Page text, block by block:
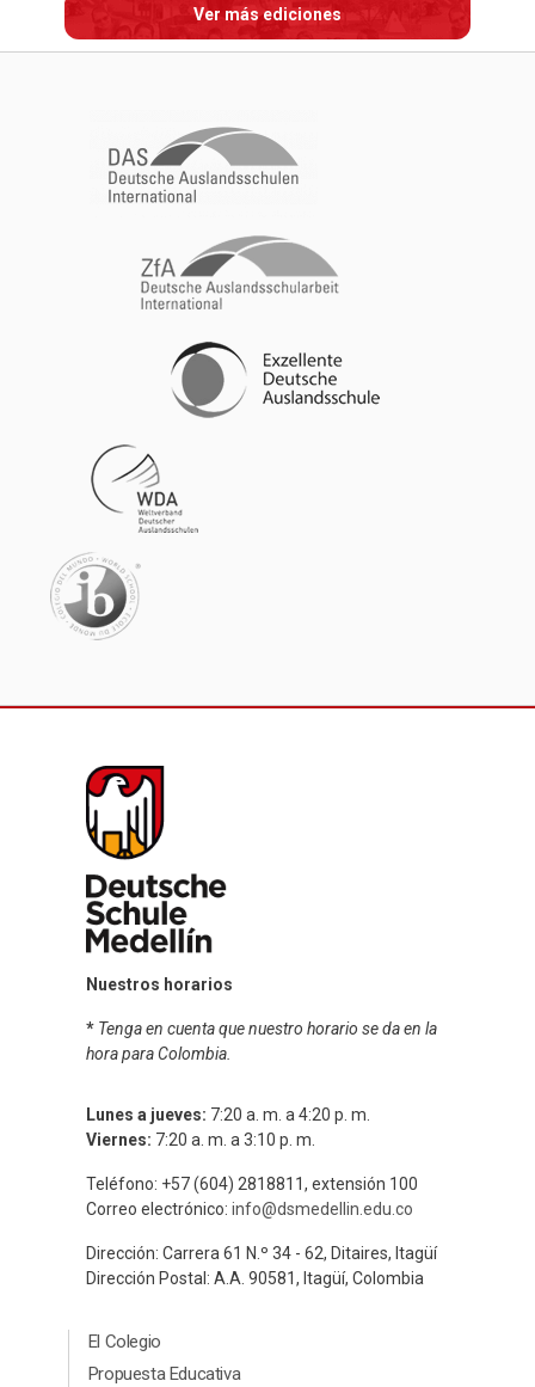
Ver más ediciones
Nuestros horarios
* Tenga en cuenta que nuestro horario se da en la
hora para Colombia.
Lunes a jueves: 7:20 a. m. a 4:20 p. m.
Viernes: 7:20 a. m. a 3:10 p. m.
Teléfono: +57 (604) 2818811, extensión 100
Correo electrónico: info@dsmedellin.edu.co
Dirección: Carrera 61 N.º 34 - 62, Ditaires, Itagüí
Dirección Postal: A.A. 90581, Itagüí, Colombia
Menú Principal Footer
El Colegio
Propuesta Educativa